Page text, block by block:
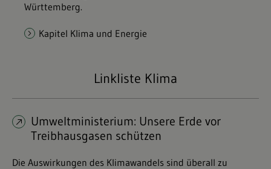
Württemberg.
Kapitel Klima und Energie
Linkliste Klima
Umweltministerium: Unsere Erde vor
Treibhausgasen schützen
Die Auswirkungen des Klimawandels sind überall zu